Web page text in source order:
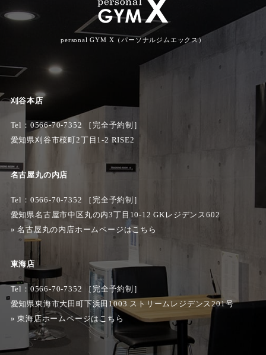
personal GYM X（パーソナルジムエックス）
刈谷本店
Tel： 0566-70-7352
［完全予約制］
愛知県刈谷市桜町2丁目1-2 RISE2
名古屋丸の内店
Tel：0566-70-7352 ［完全予約制］
愛知県名古屋市中区丸の内3丁目10-12 GKレジデンス602
»名古屋丸の内店ホームページはこちら
東海店
Tel：0566-70-7352 ［完全予約制］
愛知県東海市大田町下浜田1003 ストリームレジデンス201号
»東海店ホームページはこちら